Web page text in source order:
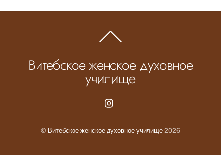
To
Витебское женское духовное
училище
© Витебское женское духовное училище 2026